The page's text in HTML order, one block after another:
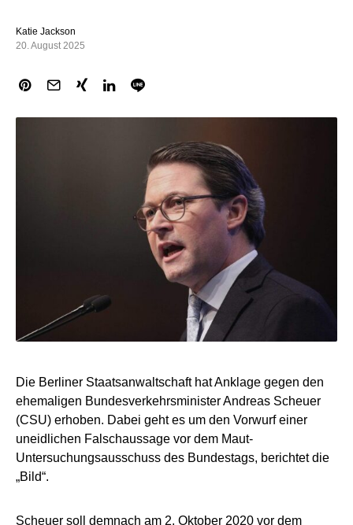
Katie Jackson
20. August 2025
Die Berliner Staatsanwaltschaft hat Anklage gegen den
ehemaligen Bundesverkehrsminister Andreas Scheuer
(CSU) erhoben. Dabei geht es um den Vorwurf einer
uneidlichen Falschaussage vor dem Maut-
Untersuchungsausschuss des Bundestags, berichtet die
„Bild“.
Scheuer soll demnach am 2. Oktober 2020 vor dem